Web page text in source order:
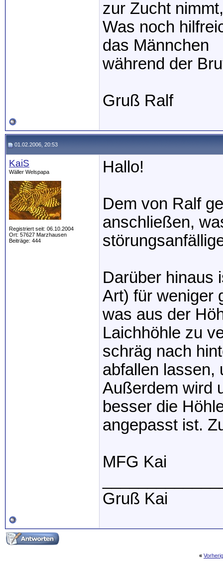
zur Zucht
Was noch
das Männchen
während der
Gruß Ralf
01.02.2006, 20:53
KaiS
Wäller Welspapa
Registriert seit: 06.10.2004
Ort: 57627 Marzhausen
Beiträge: 444
Hallo!
Dem von Ralf
anschließen,
Darüber hinaus
Art) für weniger
was aus der
Laichhöhle zu
schräg nach
abfallen lassen,
Außerdem wird
besser die
angepasst ist.
MFG Kai
Gruß Kai
«